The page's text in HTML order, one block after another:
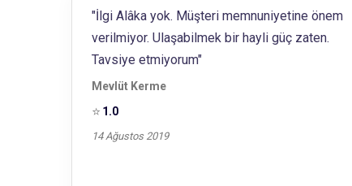
"İlgi Alâka yok. Müşteri memnuniyetine önem
verilmiyor. Ulaşabilmek bir hayli güç zaten.
Tavsiye etmiyorum"
Mevlüt Kerme
⭐ 1.0
14 Ağustos 2019